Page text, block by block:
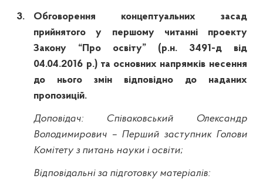
3.
Обговорення концептуальних засад
прийнятого у першому читанні проекту
Закону “Про освіту” (р.н. 3491-д від
04.04.2016 р.) та основних напрямків несення
до нього змін відповідно до наданих
пропозицій.
Доповідач: Співаковський Олександр
Володимирович – Перший заступник Голови
Комітету з питань науки і освіти;
Відповідальні за підготовку матеріалів: